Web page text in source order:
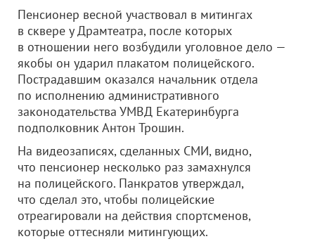
Пенсионер весной участвовал в митингах
в сквере у Драмтеатра, после которых
в отношении него возбудили уголовное дело —
якобы он ударил плакатом полицейского.
Пострадавшим оказался начальник отдела
по исполнению административного
законодательства УМВД Екатеринбурга
подполковник Антон Трошин.
На видеозаписях, сделанных СМИ, видно,
что пенсионер несколько раз замахнулся
на полицейского. Панкратов утверждал,
что сделал это, чтобы полицейские
отреагировали на действия спортсменов,
которые оттесняли митингующих.